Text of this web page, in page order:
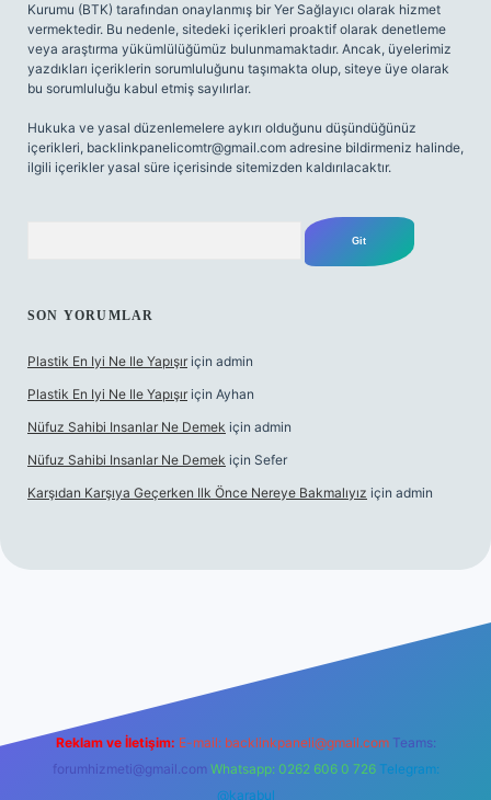
Kurumu (BTK) tarafından onaylanmış bir Yer Sağlayıcı olarak hizmet
vermektedir. Bu nedenle, sitedeki içerikleri proaktif olarak denetleme
veya araştırma yükümlülüğümüz bulunmamaktadır. Ancak, üyelerimiz
yazdıkları içeriklerin sorumluluğunu taşımakta olup, siteye üye olarak
bu sorumluluğu kabul etmiş sayılırlar.
Hukuka ve yasal düzenlemelere aykırı olduğunu düşündüğünüz
içerikleri, backlinkpanelicomtr@gmail.com adresine bildirmeniz halinde,
ilgili içerikler yasal süre içerisinde sitemizden kaldırılacaktır.
SON YORUMLAR
Plastik En Iyi Ne Ile Yapışır için admin
Plastik En Iyi Ne Ile Yapışır için Ayhan
Nüfuz Sahibi Insanlar Ne Demek için admin
Nüfuz Sahibi Insanlar Ne Demek için Sefer
Karşıdan Karşıya Geçerken Ilk Önce Nereye Bakmalıyız için admin
Reklam ve İletişim: E-mail: backlinkpaneli@gmail.com Teams:
forumhizmeti@gmail.com Whatsapp: 0262 606 0 726 Telegram:
@karabul